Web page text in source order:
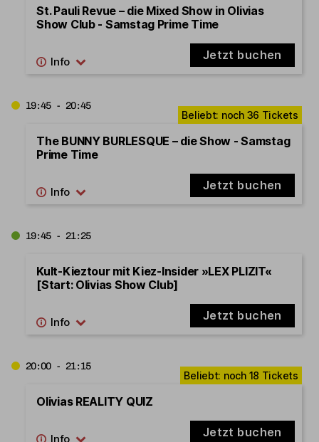
St. Pauli Revue – die Mixed Show in Olivias
Show Club - Samstag Prime Time
Jetzt buchen
19:45 - 20:45
The BUNNY BURLESQUE – die Show - Samstag
Prime Time
Jetzt buchen
19:45 - 21:25
Kult-Kieztour mit Kiez-Insider »LEX PLIZIT«
[Start: Olivias Show Club]
Jetzt buchen
20:00 - 21:15
Olivias REALITY QUIZ
Jetzt buchen